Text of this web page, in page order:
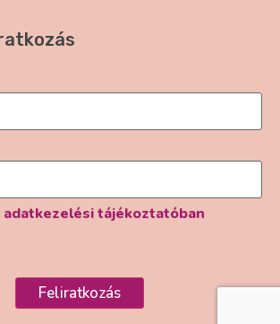
adatkezelési tájékoztatóban